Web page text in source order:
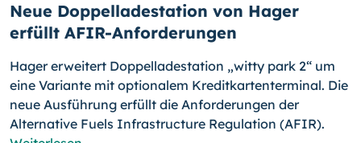
Neue Doppelladestation von Hager
erfüllt AFIR-Anforderungen
Hager erweitert Doppelladestation „witty park 2“ um
eine Variante mit optionalem Kreditkartenterminal. Die
neue Ausführung erfüllt die Anforderungen der
Alternative Fuels Infrastructure Regulation (AFIR).